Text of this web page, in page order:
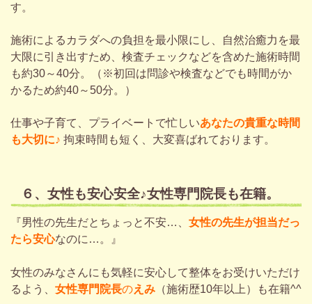
す。
施術によるカラダへの負担を最小限にし、自然治癒力を最
大限に引き出すため、検査チェックなどを含めた施術時間
も約30～40分。（※初回 は問診や検査などでも時間がか
かるため約40～50分。）
仕事や子育て、プライベートで忙しいあなたの貴重な時間
も大切に♪ 拘束時間も短く、大変喜ばれております。
６、女性も安心安全♪女性専門院長も在籍。
『男性の先生だとちょっと不安…、 女性の先生が担当だっ
たら安心なのに…。』
女性のみなさんにも気軽に安心して整体をお受けいただけ
るよう、 女性専門院長のえみ （施術歴10年以上）も在籍^^